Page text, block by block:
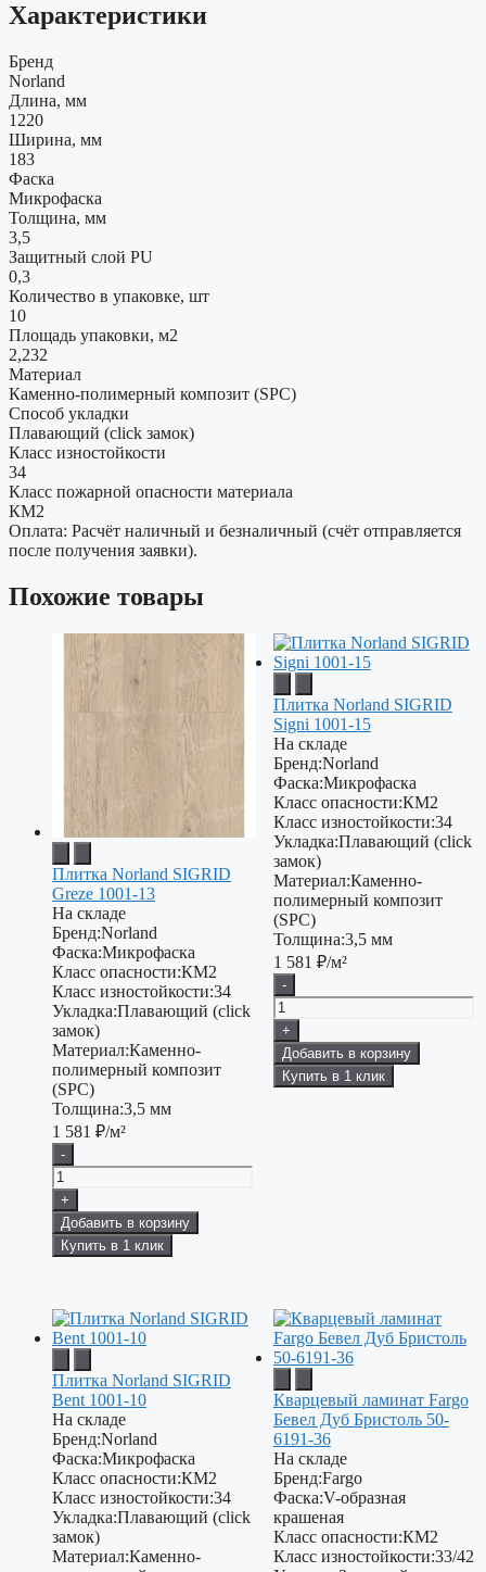
Характеристики
Бренд
Norland
Длина, мм
1220
Ширина, мм
183
Фаска
Микрофаска
Толщина, мм
3,5
Защитный слой PU
0,3
Количество в упаковке, шт
10
Площадь упаковки, м2
2,232
Материал
Каменно-полимерный композит (SPC)
Способ укладки
Плавающий (click замок)
Класс изностойкости
34
Класс пожарной опасности материала
КМ2
Оплата: Расчёт наличный и безналичный (счёт отправляется
после получения заявки).
Похожие товары
Плитка Norland SIGRID
Greze 1001-13
На складе
Бренд:Norland
Фаска:Микрофаска
Класс опасности:КМ2
Класс изностойкости:34
Укладка:Плавающий (click
замок)
Материал:Каменно-
полимерный композит
(SPC)
Толщина:3,5 мм
1 581 ₽/м²
-
+
Добавить в корзину
Купить в 1 клик
Плитка Norland SIGRID
Signi 1001-15
На складе
Бренд:Norland
Фаска:Микрофаска
Класс опасности:КМ2
Класс изностойкости:34
Укладка:Плавающий (click
замок)
Материал:Каменно-
полимерный композит
(SPC)
Толщина:3,5 мм
1 581 ₽/м²
-
+
Добавить в корзину
Купить в 1 клик
Плитка Norland SIGRID
Bent 1001-10
На складе
Бренд:Norland
Фаска:Микрофаска
Класс опасности:КМ2
Класс изностойкости:34
Укладка:Плавающий (click
замок)
Материал:Каменно-
Кварцевый ламинат Fargo
Бевел Дуб Бристоль 50-
6191-36
На складе
Бренд:Fargo
Фаска:V-образная
крашеная
Класс опасности:КМ2
Класс изностойкости:33/42